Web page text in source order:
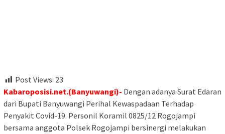
Post Views: 23
Kabaroposisi.net.(Banyuwangi)- Dengan adanya Surat Edaran
dari Bupati Banyuwangi Perihal Kewaspadaan Terhadap
Penyakit Covid-19. Personil Koramil 0825/12 Rogojampi
bersama anggota Polsek Rogojampi bersinergi melakukan